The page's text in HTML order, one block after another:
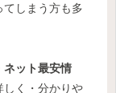
てしまう方も多
ネット最安情
しく・分かりや